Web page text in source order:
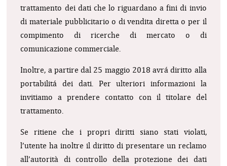
trattamento dei dati che lo riguardano a fini di invio
di materiale pubblicitario o di vendita diretta o per il
compimento di ricerche di mercato o di
comunicazione commerciale.
Inoltre, a partire dal 25 maggio 2018 avrá diritto alla
portabilitá dei dati. Per ulteriori informazioni la
invitiamo a prendere contatto con il titolare del
trattamento.
Se ritiene che i propri diritti siano stati violati,
l’utente ha inoltre il diritto di presentare un reclamo
all’autorità di controllo della protezione dei dati